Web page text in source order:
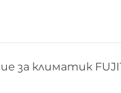
за климатик